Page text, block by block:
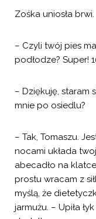
Zośka uniosła brwi.
– Czyli twój pies
podłodze? Super!
– Dziękuję, staram
mnie po osiedlu?
– Tak, Tomaszu.
nocami układa
abecadło na
prostu wracam z
myślą, że
jarmużu. – Upiła